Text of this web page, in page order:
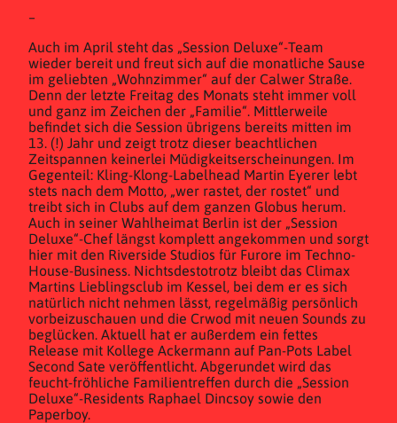
–
Auch im April steht das „Session Deluxe“-Team
wieder bereit und freut sich auf die monatliche Sause
im geliebten „Wohnzimmer“ auf der Calwer Straße.
Denn der letzte Freitag des Monats steht immer voll
und ganz im Zeichen der „Familie“. Mittlerweile
befindet sich die Session übrigens bereits mitten im
13. (!) Jahr und zeigt trotz dieser beachtlichen
Zeitspannen keinerlei Müdigkeitserscheinungen. Im
Gegenteil: Kling-Klong-Labelhead Martin Eyerer lebt
stets nach dem Motto, „wer rastet, der rostet“ und
treibt sich in Clubs auf dem ganzen Globus herum.
Auch in seiner Wahlheimat Berlin ist der „Session
Deluxe“-Chef längst komplett angekommen und sorgt
hier mit den Riverside Studios für Furore im Techno-
House-Business. Nichtsdestotrotz bleibt das Climax
Martins Lieblingsclub im Kessel, bei dem er es sich
natürlich nicht nehmen lässt, regelmäßig persönlich
vorbeizuschauen und die Crwod mit neuen Sounds zu
beglücken. Aktuell hat er außerdem ein fettes
Release mit Kollege Ackermann auf Pan-Pots Label
Second Sate veröffentlicht. Abgerundet wird das
feucht-fröhliche Familientreffen durch die „Session
Deluxe“-Residents Raphael Dincsoy sowie den
Paperboy.